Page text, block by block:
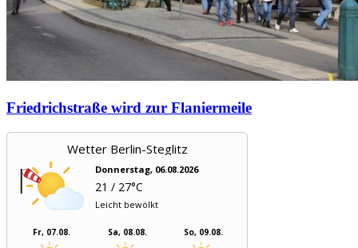
Friedrichstraße wird zur Flaniermeile
Wetter Berlin-Steglitz
Donnerstag, 06.08.2026
21 / 27°C
Leicht bewölkt
Fr, 07.08. Sa, 08.08. So, 09.08.